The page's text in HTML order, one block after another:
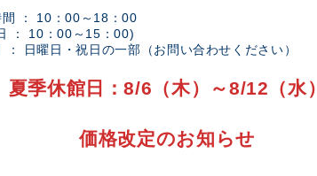
間 ： 10：00～18：00
： 10：00～15：00)
： 日曜日・祝日の一部（お問い合わせください）
夏季休館日：8/6（木）～8/12（水）
価格改定のお知らせ